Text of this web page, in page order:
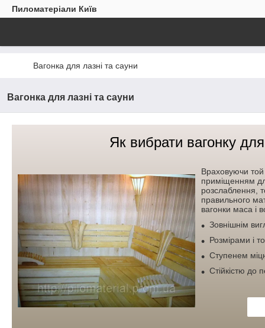
Пиломатеріали Київ
Вагонка для лазні та сауни
Вагонка для лазні та сауни
Як вибрати вагонку
Враховуючи
приміщенням
розслаблення,
правильного
вагонки маса і
Зовнішнім
Розмірами і
Ступенем
Стійкістю до